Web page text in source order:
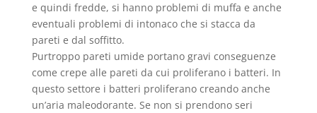
e quindi fredde, si hanno problemi di muffa e anche
eventuali problemi di intonaco che si stacca da
pareti e dal soffitto.
Purtroppo pareti umide portano gravi conseguenze
come crepe alle pareti da cui proliferano i batteri. In
questo settore i batteri proliferano creando anche
un’aria maleodorante. Se non si prendono seri